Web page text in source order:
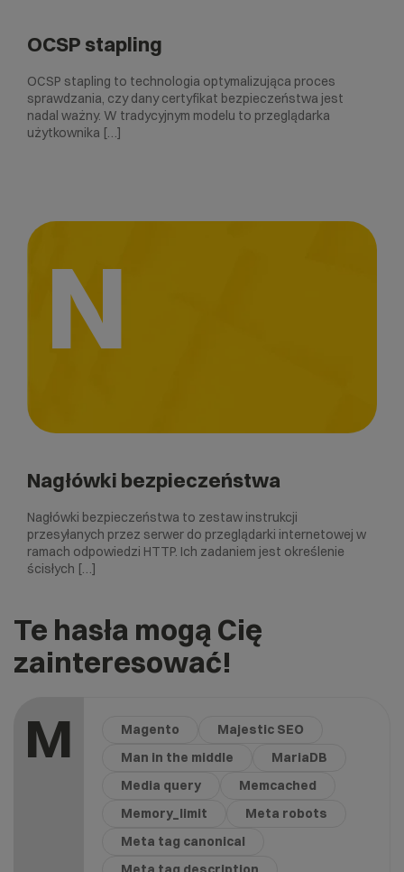
OCSP stapling
OCSP stapling to technologia optymalizująca proces
sprawdzania, czy dany certyfikat bezpieczeństwa jest
nadal ważny. W tradycyjnym modelu to przeglądarka
użytkownika […]
N
Nagłówki bezpieczeństwa
Nagłówki bezpieczeństwa to zestaw instrukcji
przesyłanych przez serwer do przeglądarki internetowej w
ramach odpowiedzi HTTP. Ich zadaniem jest określenie
ścisłych […]
Te hasła mogą Cię
zainteresować!
M Magento
Majestic SEO
Man in the middle
MariaDB
Media query
Memcached
Memory_limit
Meta robots
Meta tag canonical